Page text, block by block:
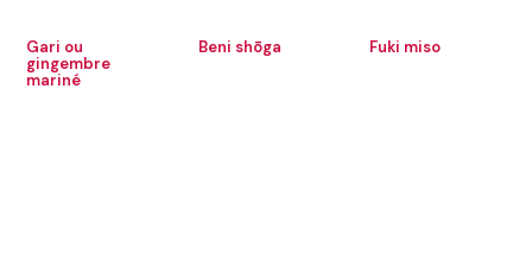
Gari ou
gingembre
mariné
Beni shōga Fuki miso